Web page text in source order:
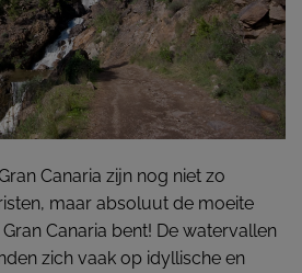
Canaria zijn nog niet zo
maar absoluut de moeite
Canaria bent! De watervallen
zich vaak op idyllische en